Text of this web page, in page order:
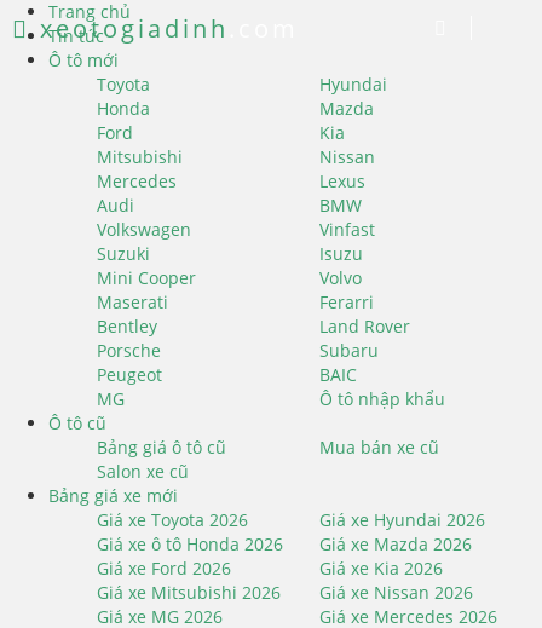
Trang chủ
Tin tức
Ô tô mới
Toyota
Hyundai
Honda
Mazda
Ford
Kia
Mitsubishi
Nissan
Mercedes
Lexus
Audi
BMW
Volkswagen
Vinfast
Suzuki
Isuzu
Mini Cooper
Volvo
Maserati
Ferarri
Bentley
Land Rover
Porsche
Subaru
Peugeot
BAIC
MG
Ô tô nhập khẩu
Ô tô cũ
Bảng giá ô tô cũ
Mua bán xe cũ
Salon xe cũ
Bảng giá xe mới
Giá xe Toyota 2026
Giá xe Hyundai 2026
Giá xe ô tô Honda 2026
Giá xe Mazda 2026
Giá xe Ford 2026
Giá xe Kia 2026
Giá xe Mitsubishi 2026
Giá xe Nissan 2026
Giá xe MG 2026
Giá xe Mercedes 2026
xeotogiadinh